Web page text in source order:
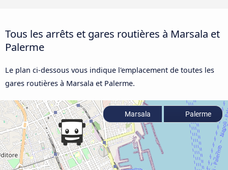
Tous les arrêts et gares routières à Marsala et
Palerme
Le plan ci-dessous vous indique l'emplacement de toutes les
gares routières à Marsala et Palerme.
Marsala Palerme